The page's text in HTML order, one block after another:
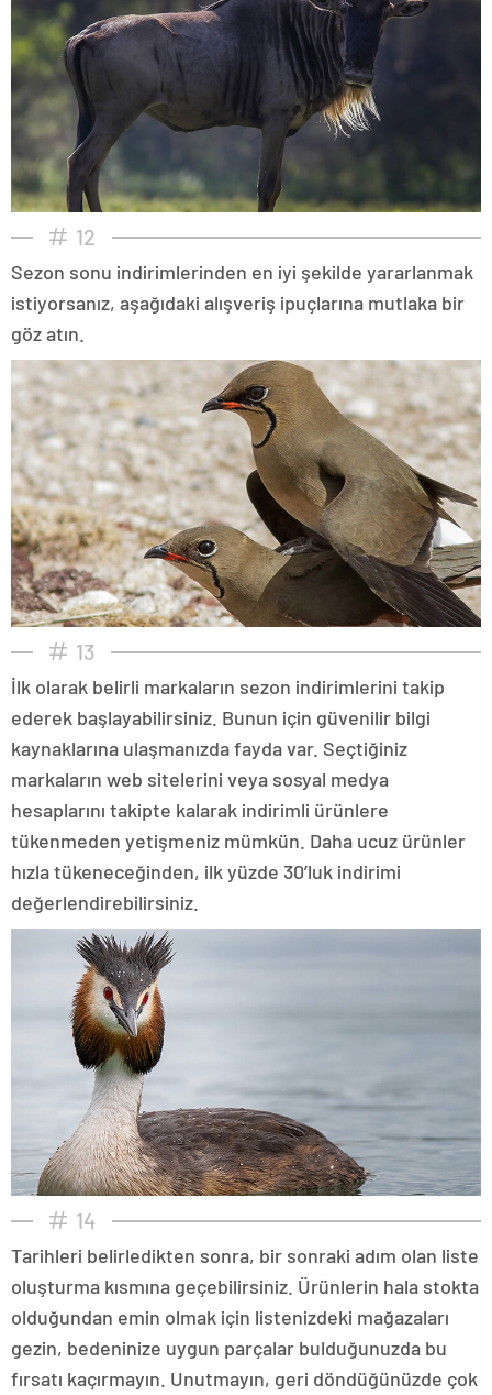
12
Sezon sonu indirimlerinden en iyi şekilde yararlanmak
istiyorsanız, aşağıdaki alışveriş ipuçlarına mutlaka bir
göz atın.
13
İlk olarak belirli markaların sezon indirimlerini takip
ederek başlayabilirsiniz. Bunun için güvenilir bilgi
kaynaklarına ulaşmanızda fayda var. Seçtiğiniz
markaların web sitelerini veya sosyal medya
hesaplarını takipte kalarak indirimli ürünlere
tükenmeden yetişmeniz mümkün. Daha ucuz ürünler
hızla tükeneceğinden, ilk yüzde 30’luk indirimi
değerlendirebilirsiniz.
14
Tarihleri belirledikten sonra, bir sonraki adım olan liste
oluşturma kısmına geçebilirsiniz. Ürünlerin hala stokta
olduğundan emin olmak için listenizdeki mağazaları
gezin, bedeninize uygun parçalar bulduğunuzda bu
fırsatı kaçırmayın. Unutmayın, geri döndüğünüzde çok